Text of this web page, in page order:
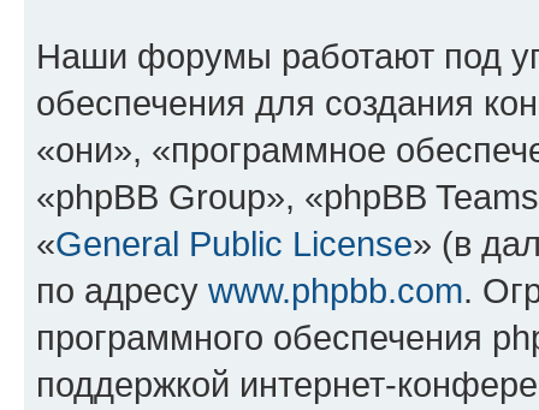
Наши форумы работают под
обеспечения для создания
«они», «программное
«phpBB Group», «phpBB
«General Public License» (в
по адресу www.phpbb.com.
программного обеспечения
поддержкой интернет-